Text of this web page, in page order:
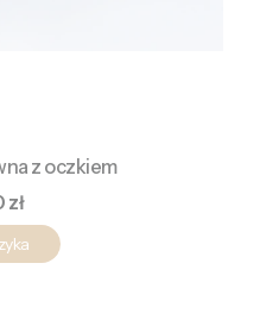
z oczkiem
zł